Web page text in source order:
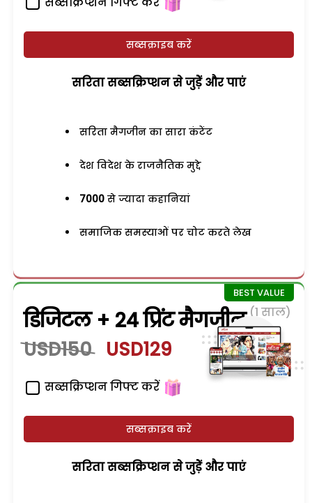
सब्सक्राइब करें
सरिता सब्सक्रिप्शन से जुड़ेें और पाएं
सरिता मैगजीन का सारा कंटेंट
देश विदेश के राजनैतिक मुद्दे
7000 से ज्यादा कहानियां
समाजिक समस्याओं पर चोट करते लेख
डिजिटल + 24 प्रिंट मैगजीन (1 साल)
USD150 USD129
सब्सक्रिप्शन गिफ्ट करें
सब्सक्राइब करें
सरिता सब्सक्रिप्शन से जुड़ेें और पाएं